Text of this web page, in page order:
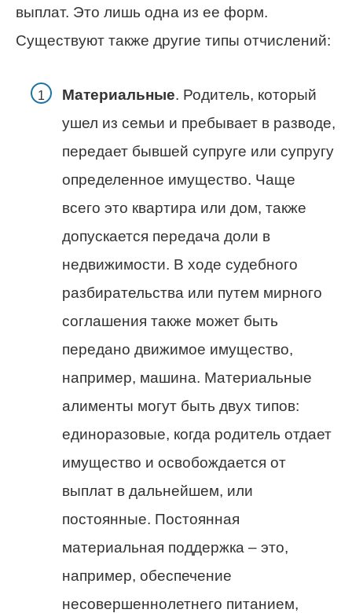
выплат. Это лишь одна из ее форм.
Существуют также другие типы отчислений:
Материальные. Родитель, который
ушел из семьи и пребывает в разводе,
передает бывшей супруге или супругу
определенное имущество. Чаще
всего это квартира или дом, также
допускается передача доли в
недвижимости. В ходе судебного
разбирательства или путем мирного
соглашения также может быть
передано движимое имущество,
например, машина. Материальные
алименты могут быть двух типов:
единоразовые, когда родитель отдает
имущество и освобождается от
выплат в дальнейшем, или
постоянные. Постоянная
материальная поддержка – это,
например, обеспечение
несовершеннолетнего питанием,